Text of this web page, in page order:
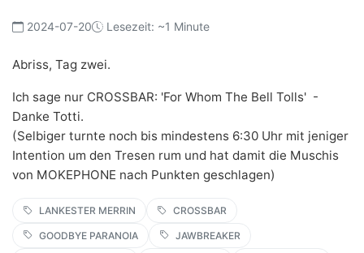
2024-07-20 Lesezeit: ~1 Minute
Abriss, Tag zwei.
Ich sage nur CROSSBAR: 'For Whom The Bell Tolls' -
Danke Totti.
(Selbiger turnte noch bis mindestens 6:30 Uhr mit jeniger
Intention um den Tresen rum und hat damit die Muschis
von MOKEPHONE nach Punkten geschlagen)
LANKESTER MERRIN CROSSBAR
GOODBYE PARANOIA JAWBREAKER